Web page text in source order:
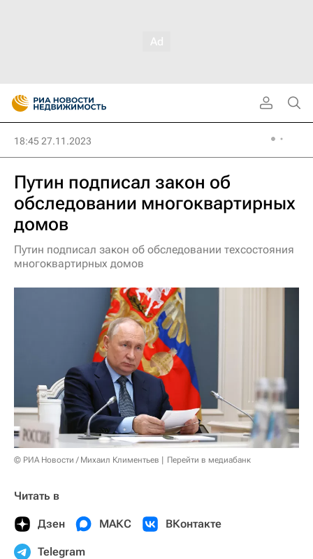
18:45 27.11.2023
Путин подписал закон об
обследовании многоквартирных
домов
Путин подписал закон об обследовании техсостояния
многоквартирных домов
© РИА Новости / Михаил Климентьев Перейти в медиабанк
Читать в
Дзен МАКС ВКонтакте
Telegram